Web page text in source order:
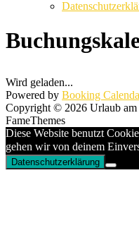
Wird geladen...
Powered by Booking
Copyright © 2026 Urlaub
FameThemes
Diese Website benutzt
gehen wir von deinem
Datenschutzerklärung